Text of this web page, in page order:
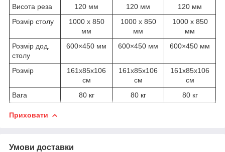
Висота реза 120 мм 120 мм
120 мм
Розмір столу
1000 x 850
мм
1000 x 850
мм
1000 x 850
мм
Розмір дод.
столу
600×450 мм 600×450 мм 600×450 мм
Розмір
161x85x106
см
161x85x106
см
161x85x106
см
Вага
80 кг 80 кг 80 кг
Приховати
Умови доставки